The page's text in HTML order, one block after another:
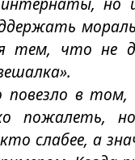
тем, что не
повезло в
пожалеть,
слабее, а